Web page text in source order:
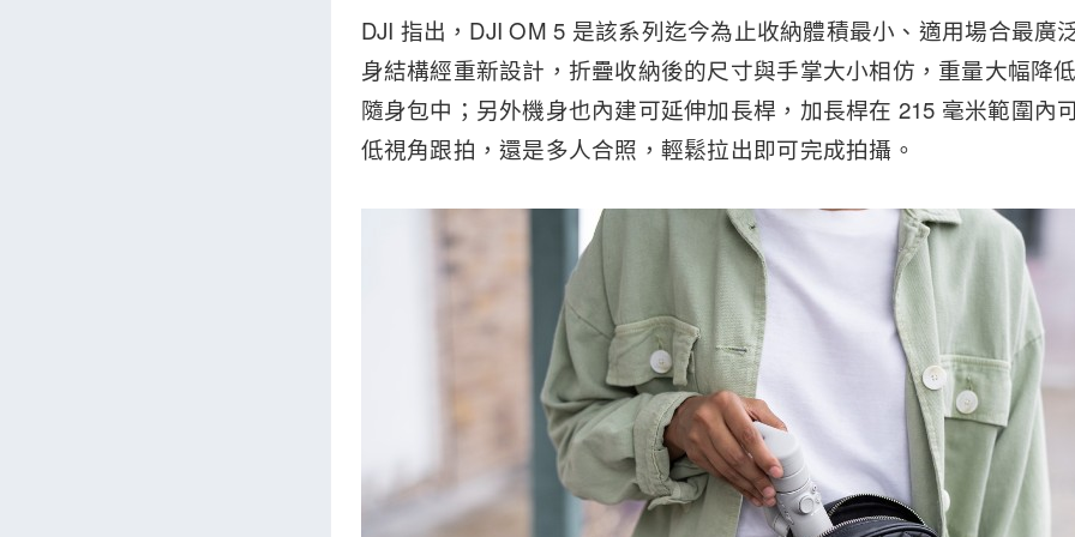
DJI 指出，DJI OM 5 是該系列迄今為止收納體積最小、適用場合最廣
身結構經重新設計，折疊收納後的尺寸與手掌大小相仿，重量大幅降
隨身包中；另外機身也內建可延伸加長桿，加長桿在 215 毫米範圍內
低視角跟拍，還是多人合照，輕鬆拉出即可完成拍攝。